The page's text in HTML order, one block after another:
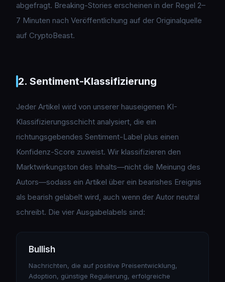
abgefragt. Breaking-Stories erscheinen in der Regel 2–
7 Minuten nach Veröffentlichung auf der Originalquelle
auf CryptoBeast.
2. Sentiment-Klassifizierung
Jeder Artikel wird von unserer hauseigenen KI-
Klassifizierungsschicht analysiert, die ein
richtungsgebendes Sentiment-Label plus einen
Konfidenz-Score zuweist. Wir klassifizieren den
Marktwirkungston des Inhalts—nicht die Meinung des
Autors—sodass ein Artikel über ein bearishes Ereignis
als bearish gelabelt wird, auch wenn der Autor neutral
schreibt. Die vier Ausgabelabels sind:
Bullish
Nachrichten, die auf positive Preisentwicklung,
Adoption, günstige Regulierung, erfolgreiche